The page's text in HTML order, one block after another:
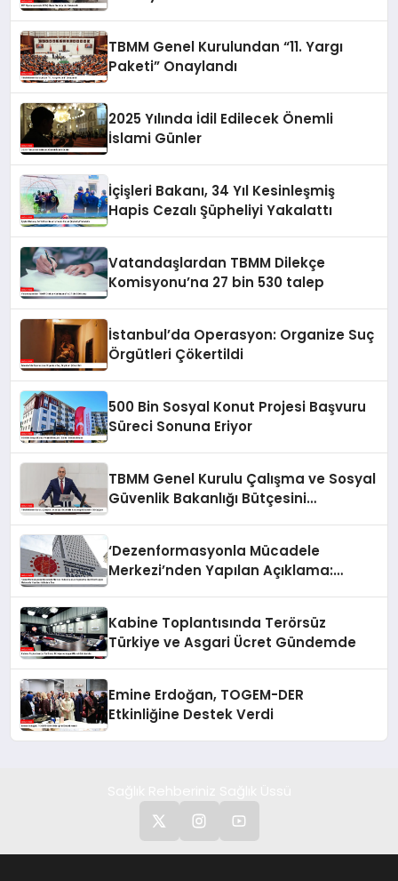
TBMM Genel Kurulundan “11. Yargı
Paketi” Onaylandı
2025 Yılında İdil Edilecek Önemli
İslami Günler
İçişleri Bakanı, 34 Yıl Kesinleşmiş
Hapis Cezalı Şüpheliyi Yakalattı
Vatandaşlardan TBMM Dilekçe
Komisyonu’na 27 bin 530 talep
İstanbul’da Operasyon: Organize Suç
Örgütleri Çökertildi
500 Bin Sosyal Konut Projesi Başvuru
Süreci Sonuna Eriyor
TBMM Genel Kurulu Çalışma ve Sosyal
Güvenlik Bakanlığı Bütçesini
‘Dezenformasyonla Mücadele
Merkezi’nden Yapılan Açıklama:
Kabine Toplantısında Terörsüz
Türkiye ve Asgari Ücret Gündemde
Emine Erdoğan, TOGEM-DER
Etkinliğine Destek Verdi